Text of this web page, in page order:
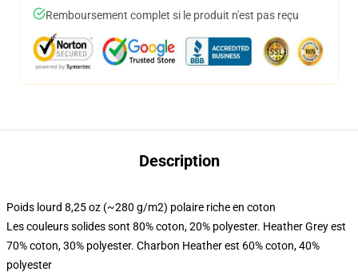
Remboursement complet si le produit n'est pas reçu
Description
Poids lourd 8,25 oz (~280 g/m2) polaire riche en coton
Les couleurs solides sont 80% coton, 20% polyester. Heather Grey est
70% coton, 30% polyester. Charbon Heather est 60% coton, 40%
polyester